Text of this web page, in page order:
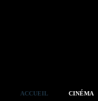
ACCUEIL CINÉMA